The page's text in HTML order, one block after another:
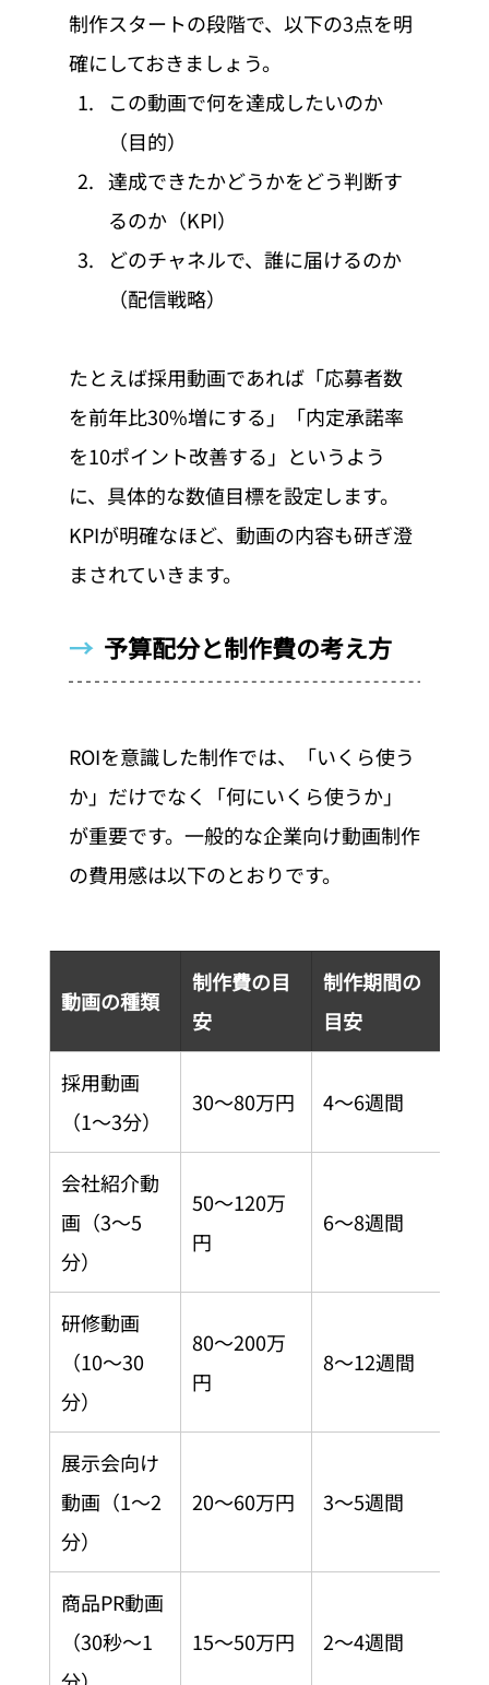
制作スタートの段階で、以下の3点を明
確にしておきましょう。
この動画で何を達成したいのか
（目的）
達成できたかどうかをどう判断す
るのか（KPI）
どのチャネルで、誰に届けるのか
（配信戦略）
たとえば採用動画であれば「応募者数
を前年比30%増にする」「内定承諾率
を10ポイント改善する」というよう
に、具体的な数値目標を設定します。
KPIが明確なほど、動画の内容も研ぎ澄
まされていきます。
→ 予算配分と制作費の考え方
ROIを意識した制作では、「いくら使う
か」だけでなく「何にいくら使うか」
が重要です。一般的な企業向け動画制作
の費用感は以下のとおりです。
動画の種類
制作費の目
安
制作期間の
目安
採用動画
（1〜3分）
30〜80万円 4〜6週間
会社紹介動
画（3〜5
分）
50〜120万
円
6〜8週間
研修動画
（10〜30
分）
80〜200万
円
8〜12週間
展示会向け
動画（1〜2
分）
20〜60万円 3〜5週間
商品PR動画
（30秒〜1
15〜50万円 2〜4週間